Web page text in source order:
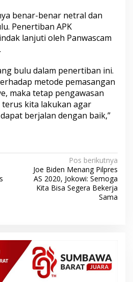
benar-benar netral dan
Penertiban APK
lanjuti oleh Panwascam
bulu dalam penertiban ini.
metode pemasangan
maka tetap pengawasan
kita lakukan agar
berjalan dengan baik,”
Pos berikutnya
Joe Biden Menang Pilpres
AS 2020, Jokowi: Semoga
Kita Bisa Segera Bekerja
Sama